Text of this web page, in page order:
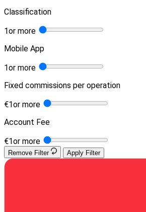
Classification
1or more
Mobile App
1or more
Fixed commissions per operation
€1or more
Account Fee
€1or more
Remove Filter Apply Filter